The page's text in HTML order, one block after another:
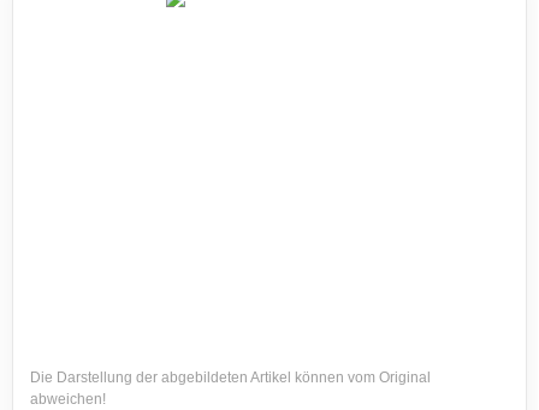
Die Darstellung der abgebildeten Artikel können vom Original
abweichen!